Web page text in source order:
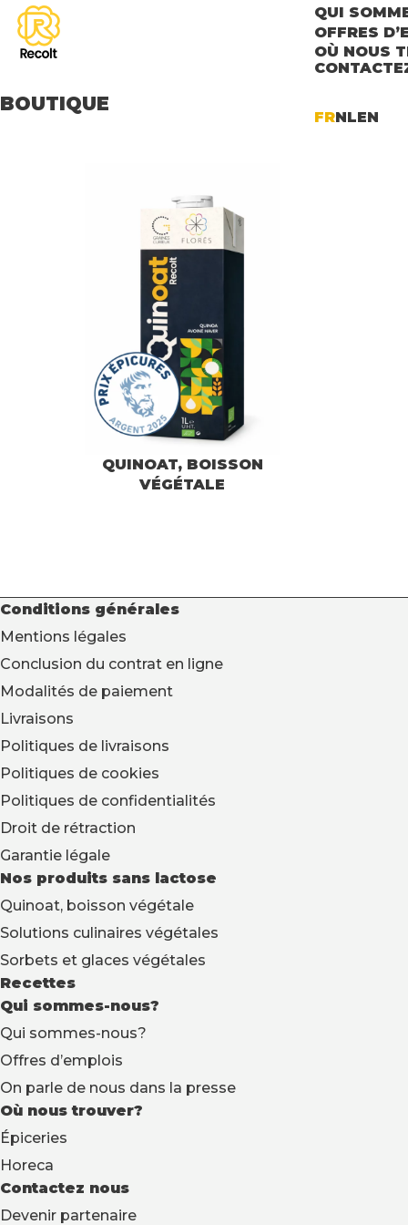
QUI
OFFRES
OÙ NOUS
FRNLEN
BOUTIQUE
QUINOAT, BOISSON
VÉGÉTALE
Conditions générales
Mentions légales
Conclusion du contrat en ligne
Modalités de paiement
Livraisons
Politiques de livraisons
Politiques de cookies
Politiques de confidentialités
Droit de rétraction
Garantie légale
Nos produits sans lactose
Quinoat, boisson végétale
Solutions culinaires végétales
Sorbets et glaces végétales
Recettes
Qui sommes-nous?
Qui sommes-nous?
Offres d’emplois
On parle de nous dans la presse
Où nous trouver?
Épiceries
Horeca
Contactez nous
Devenir partenaire